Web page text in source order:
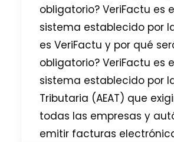
obligatorio? VeriFactu es
sistema establecido por
es VeriFactu y por qué
obligatorio? VeriFactu es
sistema establecido por
Tributaria (AEAT) que
todas las empresas y
emitir facturas